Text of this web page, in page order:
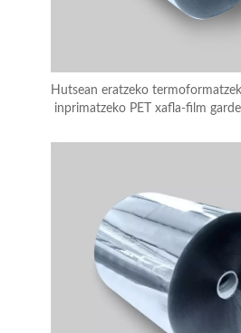
Hutsean eratzeko
inprimatzeko PET xafla-film